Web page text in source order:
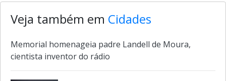
Veja também em Cidades
Memorial homenageia padre Landell de Moura,
cientista inventor do rádio